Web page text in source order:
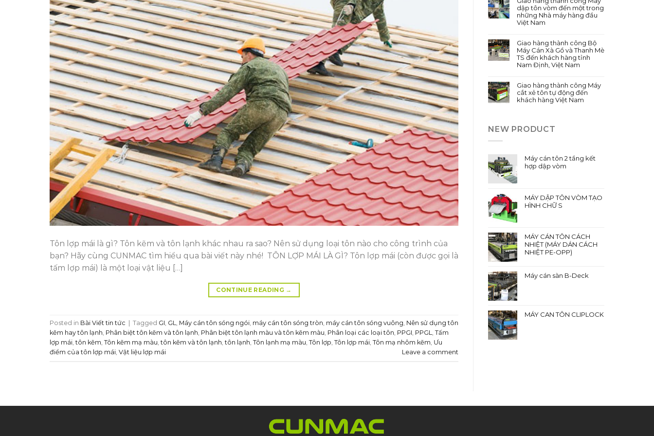
Tôn lợp mái là gì? Tôn kẽm và tôn lạnh khác nhau ra sao? Nên sử dụng loại tôn nào cho công trình của
bạn? Hãy cùng CUNMAC tìm hiểu qua bài viết này nhé! TÔN LỢP MÁI LÀ GÌ? Tôn lợp mái (còn được gọi là
tấm lợp mái) là một loại vật liệu […]
CONTINUE READING →
Posted in Bài Viết tin tức Tagged GI, GL, Máy cán tôn sóng ngói, máy cán tôn sóng tròn, máy cán tôn sóng vuông, Nên sử dụng tôn
kẽm hay tôn lạnh, Phân biệt tôn kẽm và tôn lạnh, Phân biệt tôn lạnh màu và tôn kẽm màu, Phân loại các loại tôn, PPGI, PPGL, Tấm
lợp mái,tôn kẽm, Tôn kẽm mạ màu,tôn kẽm và tôn lạnh,tôn lạnh, Tôn lạnh mạ màu, Tôn lợp, Tôn lợp mái, Tôn mạ nhôm kẽm, Ưu
điểm của tôn lợp mái, Vật liệu lợp mái Leave a comment
dập tôn vòm đến một trong
những Nhà máy hàng đầu
Việt Nam
Giao hàng thành công Bộ
Máy Cán Xà Gồ và Thanh Mè
TS đến khách hàng tỉnh
Nam Định, Việt Nam
Giao hàng thành công Máy
cắt xẻ tôn tự động đến
khách hàng Việt Nam
NEW PRODUCT
Máy cán tôn 2 tầng kết
hợp dập vòm
MÁY DẬP TÔN VÒM TẠO
HÌNH CHỮ S
MÁY CÁN TÔN CÁCH
NHIỆT (MÁY DÁN CÁCH
NHIỆT PE-OPP)
Máy cán sàn B-Deck
MÁY CAN TÔN CLIPLOCK